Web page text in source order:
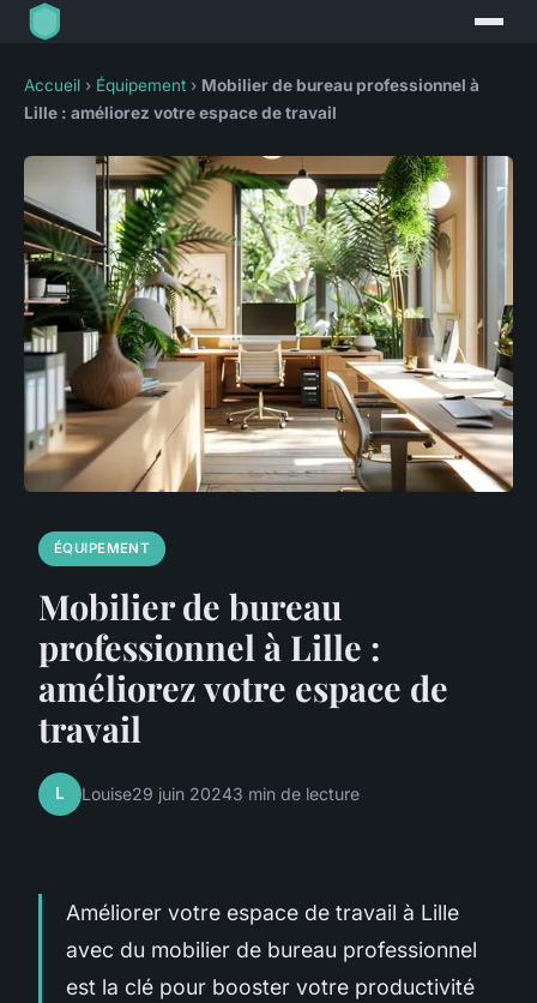
Accueil › Équipement › Mobilier de bureau professionnel à
Lille : améliorez votre espace de travail
ÉQUIPEMENT
Mobilier de bureau
professionnel à Lille :
améliorez votre espace de
travail
L Louise29 juin 20243 min de lecture
Améliorer votre espace de travail à Lille
avec du mobilier de bureau professionnel
est la clé pour booster votre productivité